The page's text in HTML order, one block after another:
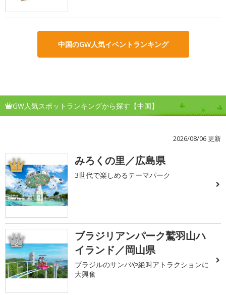
中国のGW人気イベントランキング
GW人気スポットランキングから探す【中国】
2026/08/06 更新
1 みろくの里／広島県
3世代で楽しめるテーマパーク
2
ブラジリアンパーク鷲羽山ハ
イランド／岡山県
ブラジルのサンバや絶叫アトラクションに
大興奮